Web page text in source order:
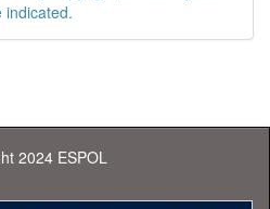
indicated.
2024 ESPOL